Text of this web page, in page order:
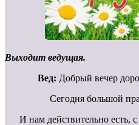
Выходит ведущая.
Вед: Добрый вечер
Сегодня большой
И нам действительно есть,